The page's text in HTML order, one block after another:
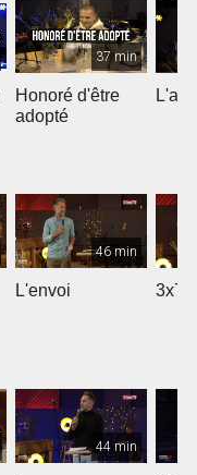
37 min
Honoré d'être
adopté
46 min
L'envoi 3x7
44 min